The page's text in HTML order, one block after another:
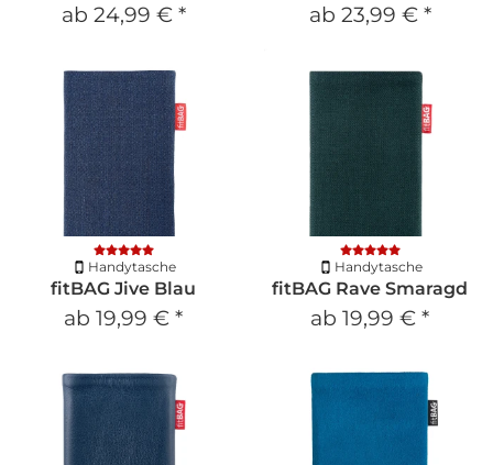
ab 24,99 € * ab 23,99 € *
Handytasche
fitBAG Jive Blau
ab 19,99 € *
Handytasche
fitBAG Rave Smaragd
ab 19,99 € *